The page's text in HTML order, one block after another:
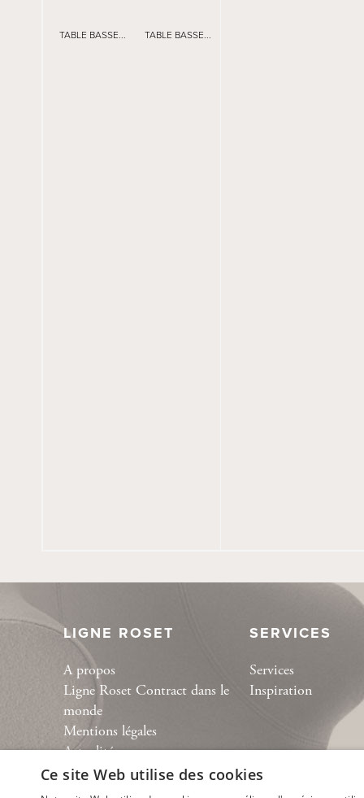
TABLE BASSE... TABLE BASSE...
LIGNE ROSET
A propos
Ligne Roset Contract dans le
monde
Mentions légales
Actualités
Podcast Espèces d’espaces
Collection
SERVICES
Services
Inspiration
Ce site Web utilise des cookies